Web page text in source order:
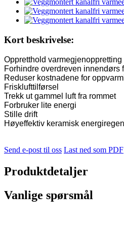
Kort beskrivelse:
Oppretthold
Forhindre overdreven innendørs
Reduser kostnadene for
Frisklufttilførsel
Trekk ut gammel luft fra rommet
Forbruker lite energi
Stille drift
Høyeffektiv keramisk
Send e-post til oss Last ned som PDF
Produktdetaljer
Vanlige spørsmål